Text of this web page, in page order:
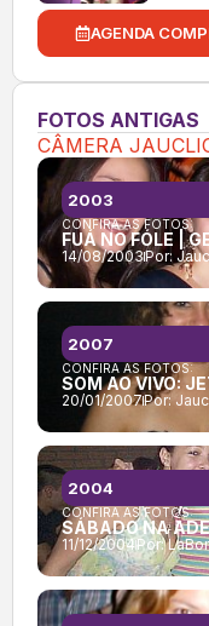
AGENDA
FOTOS ANTIGAS
CÂMERA
CONFIRA AS FOTOS:
FUÁ NO FÓLE |
14/08/2003Por:
2003
CONFIRA AS FOTOS:
SOM AO VIVO:
20/01/2007Por:
2007
CONFIRA AS FOTOS:
SÁBADO NA
11/12/2004Por:
2004